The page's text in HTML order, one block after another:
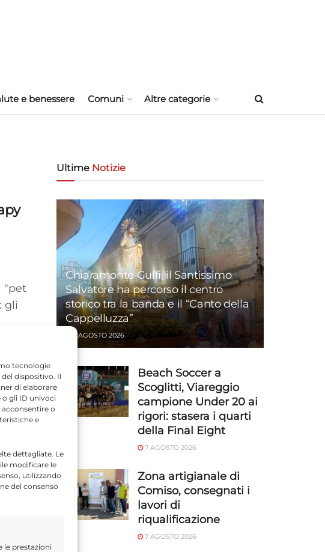
tecnologie
dispositivo. Il
di elaborare
gli ID univoci
o
e
dettagliate. Le
modificare le
utilizzando
del consenso
le prestazioni
e benessere Comuni Altre categorie
"pet
gli
Ultime Notizie
Chiaramonte Gulfi, il Santissimo
Salvatore ha percorso il centro
storico tra la banda e il “Canto della
Cappelluzza”
7 AGOSTO 2026
Beach Soccer a
Scoglitti, Viareggio
campione Under 20 ai
rigori: stasera i quarti
della Final Eight
7 AGOSTO 2026
Zona artigianale di
Comiso, consegnati i
lavori di
riqualificazione
7 AGOSTO 2026